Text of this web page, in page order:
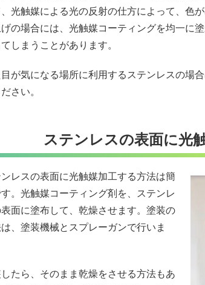
、光触媒による光の反射の仕方によって、色
の場合には、光触媒コーティングを均一に
しまうことがあります。
目が気になる場所に利用するステンレスの場
さい。
ステンレスの表面に光
ンレスの表面に光触媒加工する方法は簡
。光触媒コーティング剤を、ステンレ
表面に塗布して、乾燥させます。塗装の
、塗装機械とスプレーガンで行いま
たら、そのまま乾燥をさせる方法もあ